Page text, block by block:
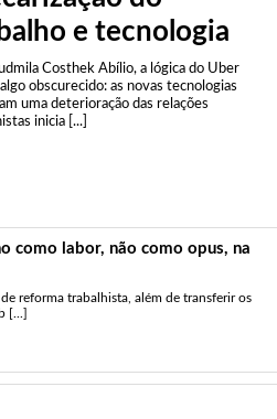
e tecnologia
Costhek Abílio, a lógica do Uber
obscurecido: as novas tecnologias
uma deterioração das relações
inicia [...]
como labor, não como opus, na
reforma trabalhista, além de transferir os
[...]